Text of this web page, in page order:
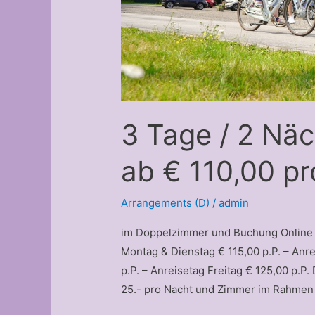
3 Tage / 2
ab € 110,00
Arrangements (D) /admin
im Doppelzimmer und Buchung
Montag & Dienstag € 115,00 p.P. –
p.P. – Anreisetag Freitag € 125,00
25.- pro Nacht und Zimmer im